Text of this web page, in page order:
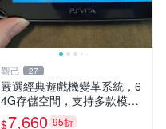
觀己 27
嚴選經典遊戲機變革系統，6
4G存儲空間，支持多款模擬
器享受懷舊樂趣 黑店版 PSV
$7,660 95折